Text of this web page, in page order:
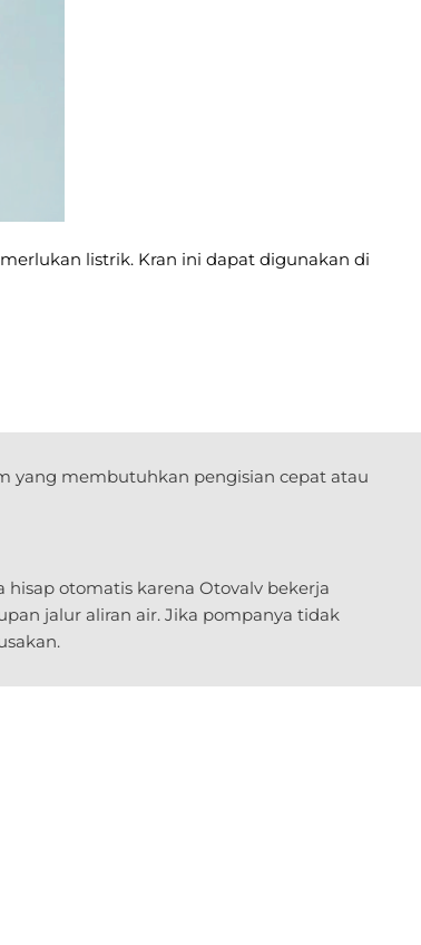
listrik. Kran ini dapat digunakan di
yang membutuhkan pengisian cepat atau
otomatis karena Otovalv bekerja
jalur aliran air. Jika pompanya tidak